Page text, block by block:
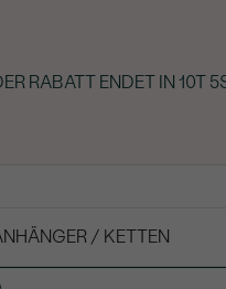
RABATT ENDET IN10T
/ KETTEN